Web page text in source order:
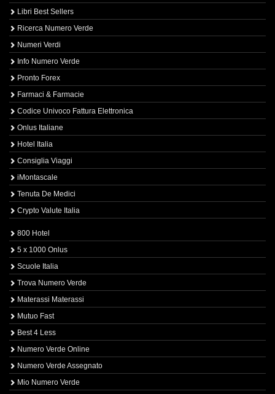
Libri Best Sellers
Ricerca Numero Verde
Numeri Verdi
Info Numero Verde
Pronto Forex
Farmaci & Farmacie
Codice Univoco Fattura Elettronica
Onlus Italiane
Hotel Italia
Consiglia Viaggi
iMontascale
Tenuta De Medici
Crypto Valute Italia
800 Hotel
5 x 1000 Onlus
Scuole Italia
Trova Numero Verde
Materassi Materassi
Mutuo Fast
Best 4 Less
Numero Verde Online
Numero Verde Assegnato
Mio Numero Verde